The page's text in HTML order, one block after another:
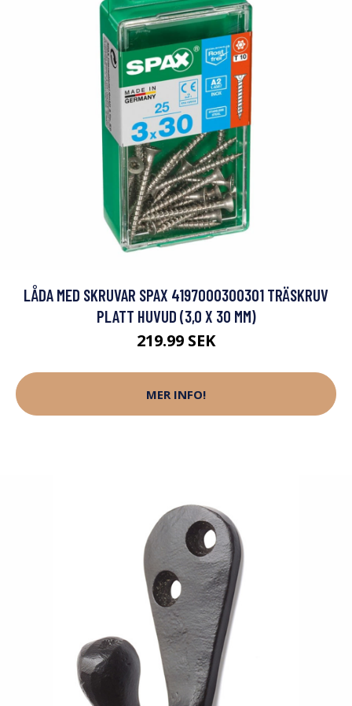
LÅDA MED SKRUVAR SPAX 4197000300301 TRÄSKRUV
PLATT HUVUD (3,0 X 30 MM)
219.99 SEK
MER INFO!